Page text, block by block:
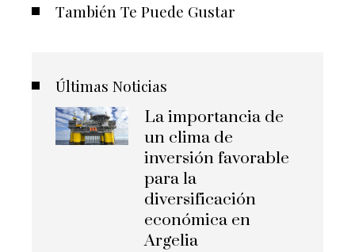
También Te Puede Gustar
Últimas Noticias
La importancia de
un clima de
inversión favorable
para la
diversificación
económica en
Argelia